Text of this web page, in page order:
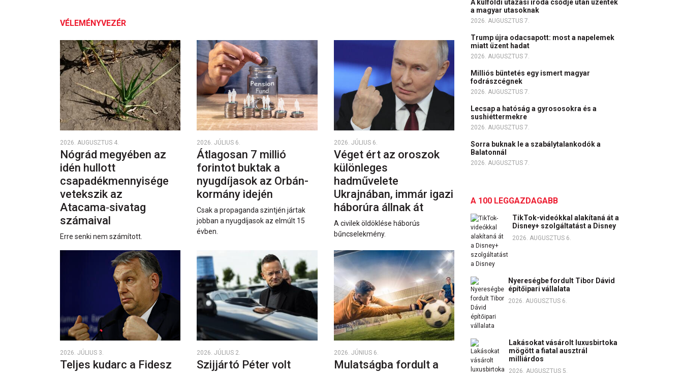
VÉLEMÉNYVEZÉR
2026. AUGUSZTUS 4.
Nógrád megyében az
idén hullott
csapadékmennyisége
vetekszik az
Atacama‑sivatag
számaival
Erre senki nem számított.
2026. JÚLIUS 6.
Átlagosan 7 millió
forintot buktak a
nyugdíjasok az Orbán-
kormány idején
Csak a propaganda szintjén jártak
jobban a nyugdíjasok az elmúlt 15
évben.
2026. JÚLIUS 6.
Véget ért az oroszok
különleges
hadművelete
Ukrajnában, immár igazi
háborúra állnak át
A civilek öldöklése háborús
bűncselekmény.
2026. JÚLIUS 3.
Teljes kudarc a Fidesz
2026. JÚLIUS 2.
Szijjártó Péter volt
2026. JÚNIUS 6.
Mulatságba fordult a
A külföldi utazási iroda csődje után üzentek
a magyar utasoknak
2026. AUGUSZTUS 7.
Trump újra odacsapott: most a napelemek
miatt üzent hadat
2026. AUGUSZTUS 7.
Milliós büntetés egy ismert magyar
fodrászcégnek
2026. AUGUSZTUS 7.
Lecsap a hatóság a gyrososokra és a
sushiéttermekre
2026. AUGUSZTUS 7.
Sorra buknak le a szabálytalankodók a
Balatonnál
2026. AUGUSZTUS 7.
A 100 LEGGAZDAGABB
TikTok-videókkal alakítaná át a
Disney+ szolgáltatást a Disney
2026. AUGUSZTUS 6.
Nyereségbe fordult Tibor Dávid
építőipari vállalata
2026. AUGUSZTUS 6.
Lakásokat vásárolt luxusbirtoka
mögött a fiatal ausztrál
milliárdos
2026. AUGUSZTUS 5.